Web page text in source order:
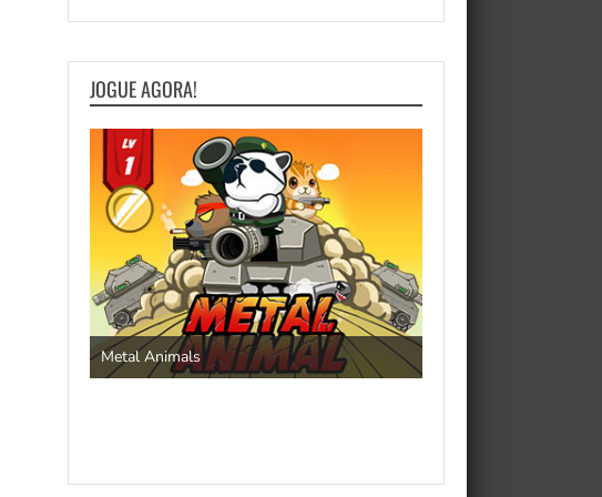
JOGUE AGORA!
Metal Animals